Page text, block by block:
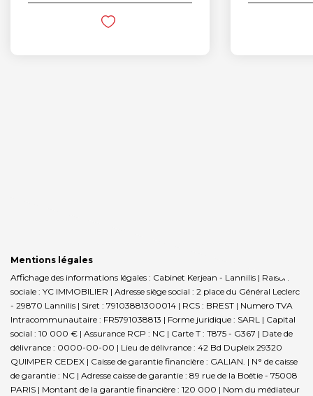
Mentions légales
Affichage des informations légales : Cabinet Kerjean - Lannilis | Raison
sociale : YC IMMOBILIER | Adresse siège social : 2 place du Général Leclerc
- 29870 Lannilis | Siret : 79103881300014 | RCS : BREST | Numero TVA
Intracommunautaire : FR5791038813 | Forme juridique : SARL | Capital
social : 10 000 € | Assurance RCP : NC | Carte T : T875 - G367 | Date de
délivrance : 0000-00-00 | Lieu de délivrance : 42 Bd Dupleix 29320
QUIMPER CEDEX | Caisse de garantie financière : GALIAN. | N° de caisse
de garantie : NC | Adresse caisse de garantie : 89 rue de la Boëtie - 75008
PARIS | Montant de la garantie financière : 120 000 | Nom du médiateur